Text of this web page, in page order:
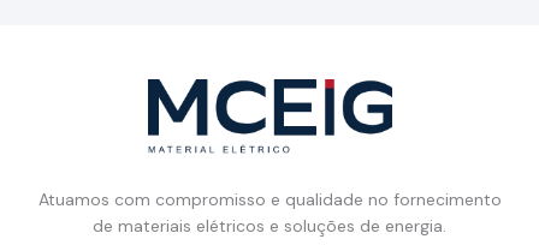
Atuamos com compromisso e qualidade no fornecimento
de materiais elétricos e soluções de energia.